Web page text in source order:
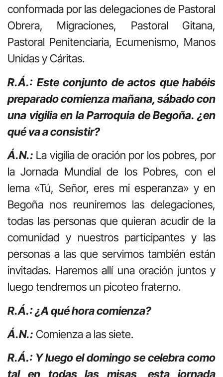
conformada por las delegaciones de Pastoral
Obrera, Migraciones, Pastoral Gitana,
Pastoral Penitenciaria, Ecumenismo, Manos
Unidas y Cáritas.
R.Á.: Este conjunto de actos que habéis
preparado comienza mañana, sábado con
una vigilia en la Parroquia de Begoña. ¿en
qué va a consistir?
Á.N.: La vigilia de oración por los pobres, por
la Jornada Mundial de los Pobres, con el
lema «Tú, Señor, eres mi esperanza» y en
Begoña nos reuniremos las delegaciones,
todas las personas que quieran acudir de la
comunidad y nuestros participantes y las
personas a las que servimos también están
invitadas. Haremos allí una oración juntos y
luego tendremos un picoteo fraterno.
R.Á.: ¿A qué hora comienza?
Á.N.: Comienza a las siete.
R.Á.: Y luego el domingo se celebra como
tal en todas las misas, esta jornada